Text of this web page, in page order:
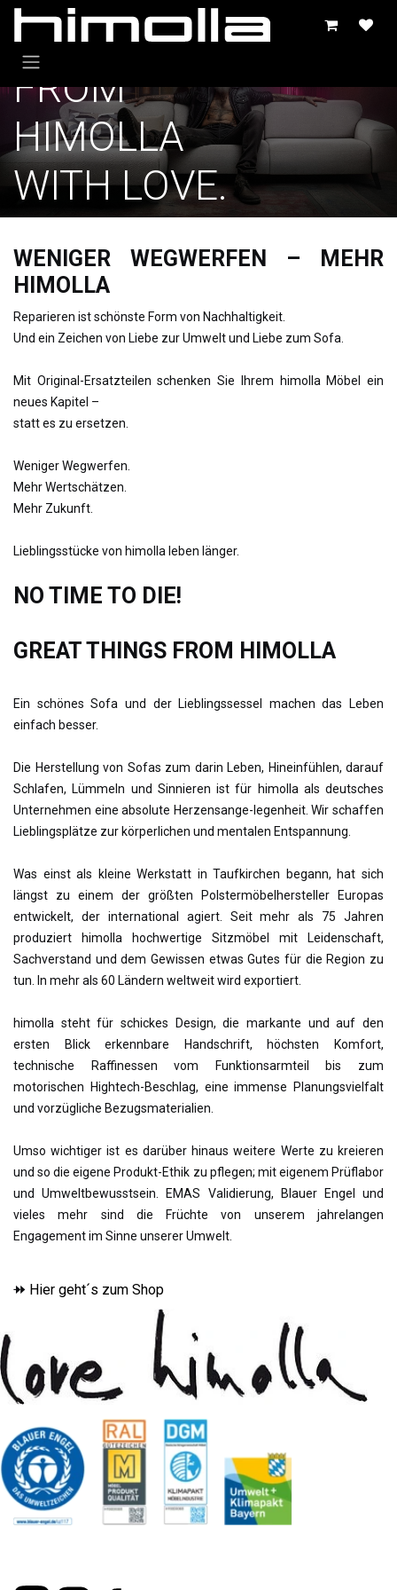
Se rendre au contenu
FROM
HIMOLLA
WITH LOVE.
WENIGER WEGWERFEN – MEHR
HIMOLLA
Reparieren ist schönste Form von Nachhaltigkeit.
Und ein Zeichen von Liebe zur Umwelt und Liebe zum Sofa.
Mit Original-Ersatzteilen schenken Sie Ihrem himolla Möbel ein
neues Kapitel –
statt es zu ersetzen.
Weniger Wegwerfen.
Mehr Wertschätzen.
Mehr Zukunft.
Lieblingsstücke von himolla leben länger.
NO TIME TO DIE!
GREAT THINGS FROM HIMOLLA
Ein schönes Sofa und der Lieblingssessel machen das Leben
einfach besser.
Die Herstellung von Sofas zum darin Leben, Hineinfühlen, darauf
Schlafen, Lümmeln und Sinnieren ist für himolla als deutsches
Unternehmen eine absolute Herzensange-legenheit. Wir schaffen
Lieblingsplätze zur körperlichen und mentalen Entspannung.
Was einst als kleine Werkstatt in Taufkirchen begann, hat sich
längst zu einem der größten Polstermöbelhersteller Europas
entwickelt, der international agiert. Seit mehr als 75 Jahren
produziert himolla hochwertige Sitzmöbel mit Leidenschaft,
Sachverstand und dem Gewissen etwas Gutes für die Region zu
tun. In mehr als 60 Ländern weltweit wird exportiert.
himolla steht für schickes Design, die markante und auf den
ersten Blick erkennbare Handschrift, höchsten Komfort,
technische Raffinessen vom Funktionsarmteil bis zum
motorischen Hightech-Beschlag, eine immense Planungsvielfalt
und vorzügliche Bezugsmaterialien.
Umso wichtiger ist es darüber hinaus weitere Werte zu kreieren
und so die eigene Produkt-Ethik zu pflegen; mit eigenem Prüflabor
und Umweltbewusstsein. EMAS Validierung, Blauer Engel und
vieles mehr sind die Früchte von unserem jahrelangen
Engagement im Sinne unserer Umwelt.
⯮ Hier geht´s zum Shop